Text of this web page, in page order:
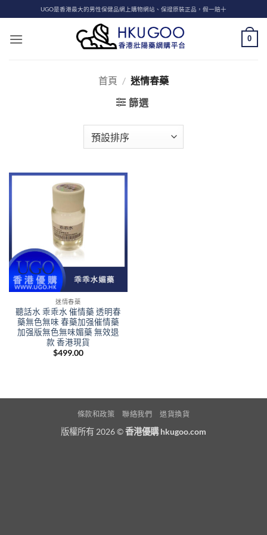
to
content
UGO是香港最大的男性保健品網上購物網站、保證原裝正品，假一賠十
0
首頁 / 迷情春藥
篩選
迷情春藥
聽話水 乖乖水 催情藥 透明春
藥無色無味 春藥加强催情藥
加强版無色無味媚藥 無效退
款 香港現貨
$499.00
條款和政策 聯絡我們 退貨換貨
版權所有 2026 ©香港優購 hkugoo.com